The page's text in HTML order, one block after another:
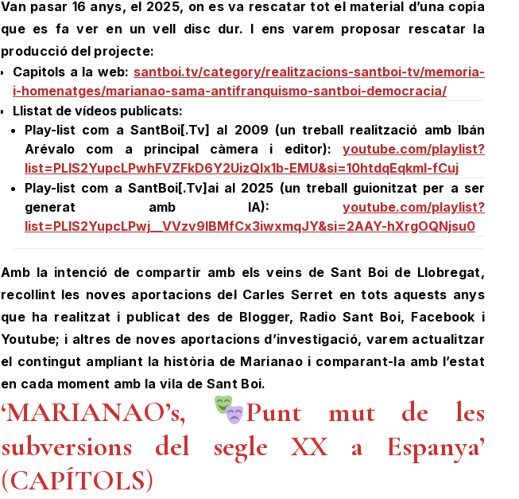
Van pasar 16 anys, el 2025, on es va rescatar tot el material d’una copia
que es fa ver en un vell disc dur. I ens varem proposar rescatar la
producció del projecte:
Capitols a la web: santboi.tv/category/realitzacions-santboi-tv/memoria-
i-homenatges/marianao-sama-antifranquismo-santboi-democracia/
Llistat de vídeos publicats:
Play-list com a SantBoi[.Tv] al 2009 (un treball realització amb Ibán
Arévalo com a principal càmera i editor): youtube.com/playlist?
list=PLlS2YupcLPwhFVZFkD6Y2UizQlx1b-EMU&si=10htdqEqkmI-fCuj
Play-list com a SantBoi[.Tv]ai al 2025 (un treball guionitzat per a ser
generat amb IA): youtube.com/playlist?
list=PLlS2YupcLPwj__VVzv9IBMfCx3iwxmqJY&si=2AAY-hXrgOQNjsu0
Amb la intenció de compartir amb els veins de Sant Boi de Llobregat,
recollint les noves aportacions del Carles Serret en tots aquests anys
que ha realitzat i publicat des de Blogger, Radio Sant Boi, Facebook i
Youtube; i altres de noves aportacions d’investigació, varem actualitzar
el contingut ampliant la història de Marianao i comparant-la amb l’estat
en cada moment amb la vila de Sant Boi.
‘MARIANAO’s,
Punt mut de les
subversions del segle XX a Espanya’
(CAPÍTOLS)